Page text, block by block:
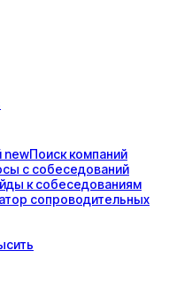
newПоисккомпаний
с собеседований
ксобеседованиям
сопроводительных